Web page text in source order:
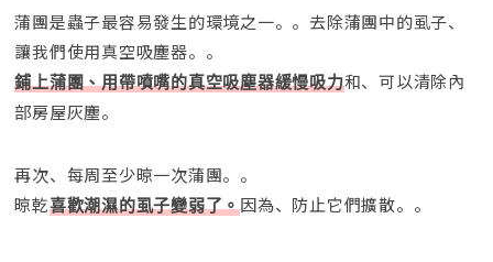
蒲團是蟲子最容易發生的環境之一。。去除蒲團中的虱子、
讓我們使用真空吸塵器。。
鋪上蒲團、用帶噴嘴的真空吸塵器緩慢吸力和、可以清除內
部房屋灰塵。
再次、每周至少晾一次蒲團。。
晾乾喜歡潮濕的虱子變弱了。因為、防止它們擴散。。